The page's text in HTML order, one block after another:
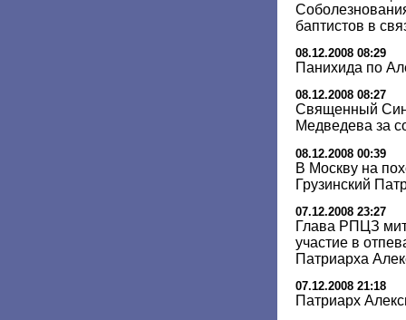
баптистов в
08.12.2008 08:29
Панихида по
08.12.2008 08:27
Священный
Медведева за
08.12.2008 00:39
В Москву на
Грузинский
07.12.2008 23:27
Глава РПЦЗ
участие в
Патриарха
07.12.2008 21:18
Патриарх